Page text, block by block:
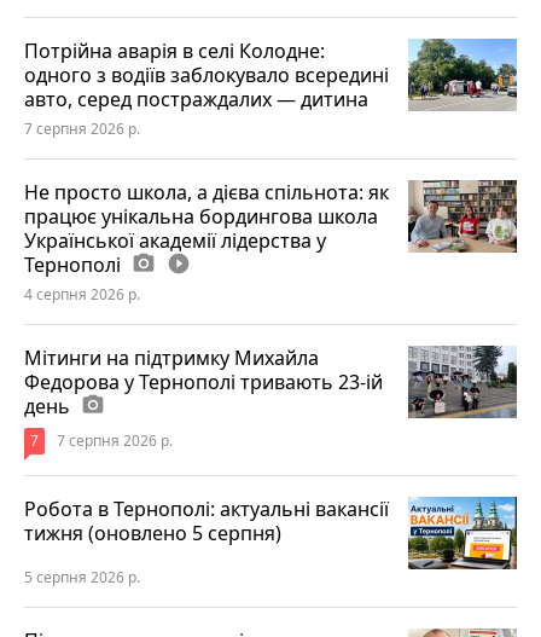
Потрійна аварія в селі Колодне:
одного з водіїв заблокувало всередині
авто, серед постраждалих — дитина
7 серпня 2026 р.
Не просто школа, а дієва спільнота: як
працює унікальна бордингова школа
Української академії лідерства у
Тернополі photo_camera play_circle_filled
4 серпня 2026 р.
Мітинги на підтримку Михайла
Федорова у Тернополі тривають 23-ій
день photo_camera
7 7 серпня 2026 р.
Робота в Тернополі: актуальні вакансії
тижня (оновлено 5 серпня)
5 серпня 2026 р.